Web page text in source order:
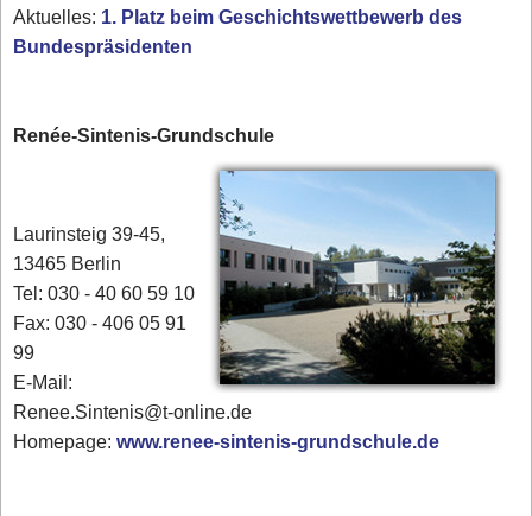
Aktuelles: 1. Platz beim Geschichtswettbewerb des
Bundespräsidenten
Renée-Sintenis-Grundschule
Laurinsteig 39-45,
13465 Berlin
Tel: 030 - 40 60 59 10
Fax: 030 - 406 05 91
99
E-Mail:
Renee.Sintenis@t-online.de
Homepage:www.renee-sintenis-grundschule.de